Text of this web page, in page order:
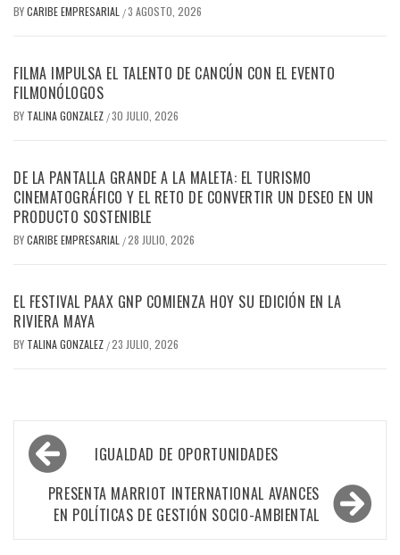
BYCARIBE EMPRESARIAL /3 AGOSTO, 2026
FILMA IMPULSA EL TALENTO DE CANCÚN CON EL EVENTO
FILMONÓLOGOS
BY TALINA GONZALEZ /30 JULIO, 2026
DE LA PANTALLA GRANDE A LA MALETA: EL TURISMO
CINEMATOGRÁFICO Y EL RETO DE CONVERTIR UN DESEO EN UN
PRODUCTO SOSTENIBLE
BYCARIBE EMPRESARIAL /28 JULIO, 2026
EL FESTIVAL PAAX GNP COMIENZA HOY SU EDICIÓN EN LA
RIVIERA MAYA
BY TALINA GONZALEZ /23 JULIO, 2026
Navegación
de
entradas
IGUALDAD DE OPORTUNIDADES
PRESENTA MARRIOT INTERNATIONAL AVANCES
EN POLÍTICAS DE GESTIÓN SOCIO-AMBIENTAL